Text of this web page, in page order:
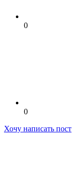
0
0
Хочу написать пост